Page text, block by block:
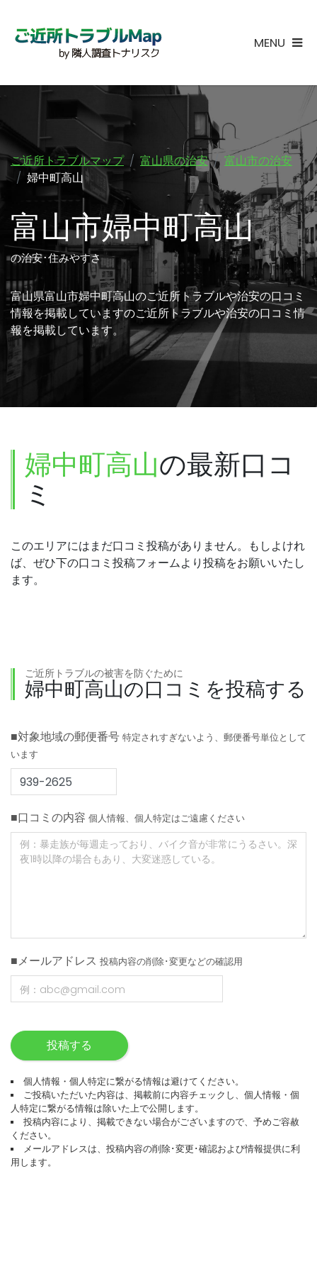
MENU
ご近所トラブルマップ 富山県の治安
富山市の治安
婦中町高山
富山市婦中町高山
の治安･住みやすさ
富山県富山市婦中町高山のご近所トラブルや治安の口コミ
情報を掲載していますのご近所トラブルや治安の口コミ情
報を掲載しています。
婦中町高山の最新口コ
ミ
このエリアにはまだ口コミ投稿がありません。もしよけれ
ば、ぜひ下の口コミ投稿フォームより投稿をお願いいたし
ます。
ご近所トラブルの被害を防ぐために
婦中町高山の口コミを投稿する
■対象地域の郵便番号 特定されすぎないよう、郵便番号単位として
います
■口コミの内容 個人情報、個人特定はご遠慮ください
■メールアドレス 投稿内容の削除･変更などの確認用
投稿する
個人情報・個人特定に繋がる情報は避けてください。
ご投稿いただいた内容は、掲載前に内容チェックし、個人情報・個
人特定に繋がる情報は除いた上で公開します。
投稿内容により、掲載できない場合がございますので、予めご容赦
ください。
メールアドレスは、投稿内容の削除･変更･確認および情報提供に利
用します。